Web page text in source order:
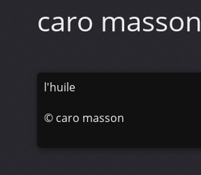
caro masson
l'huile
© caro masson